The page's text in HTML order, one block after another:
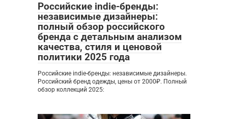
Российские indie-бренды:
независимые дизайнеры:
полный обзор российского
бренда с детальным анализом
качества, стиля и ценовой
политики 2025 года
Российские indie-бренды: независимые дизайнеры.
Российский бренд одежды, цены от 2000₽. Полный
обзор коллекций 2025: